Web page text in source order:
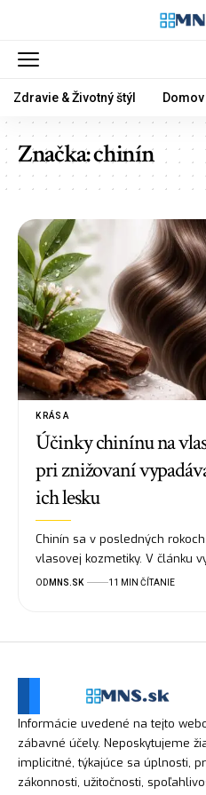
Zdravie & Životný štýl
Značka:chinín
KRÁSA
Účinky chinínu na
pri znižovaní
ich lesku
Chinín sa v posledných
vlasovej kozmetiky. V článku
OD MNS.SK 11 MIN ČÍTANIE
Informácie uvedené na tejto
zábavné účely. Neposkytujeme
implicitné, týkajúce sa úplnosti,
zákonnosti, užitočnosti,